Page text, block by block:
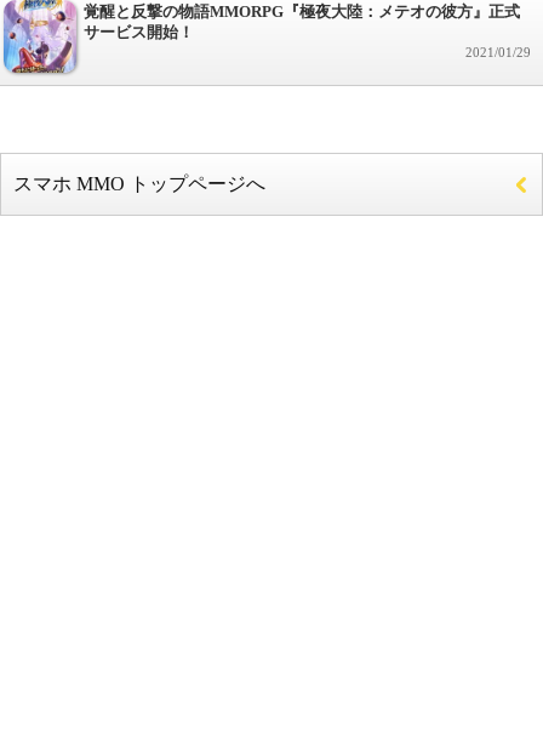
覚醒と反撃の物語MMORPG『極夜大陸：メテオの彼方』正式
サービス開始！
2021/01/29
スマホ MMO トップページへ